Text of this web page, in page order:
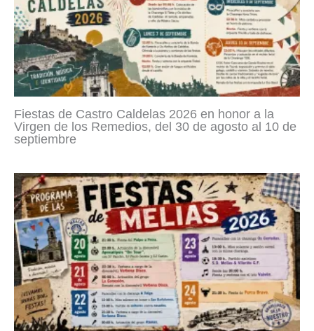
Fiestas de Castro Caldelas 2026 en honor a la
Virgen de los Remedios, del 30 de agosto al 10 de
septiembre